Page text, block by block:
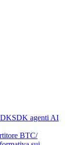
SDK agenti AI
BTC/